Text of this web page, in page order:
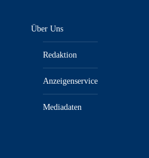
Über Uns
Redaktion
Anzeigenservice
Mediadaten